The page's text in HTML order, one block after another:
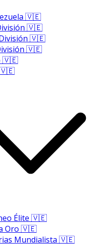
🇻🇪
🇻🇪
🇻🇪
🇻🇪
🇻🇪
🇻🇪
Élite 🇻🇪
Oro 🇻🇪
Mundialista 🇻🇪